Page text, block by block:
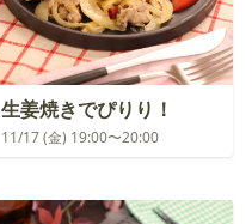
生姜焼きでぴりり！
11/17 (金) 19:00〜20:00